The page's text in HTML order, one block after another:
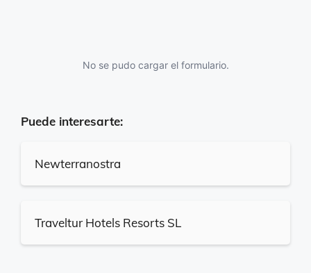
No se pudo cargar el formulario.
Puede interesarte:
Newterranostra
Traveltur Hotels Resorts SL